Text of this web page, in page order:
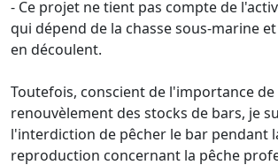
- Ce projet ne tient pas compte de
qui dépend de la chasse sous-marine
en découlent.
Toutefois, conscient de l'importance
renouvèlement des stocks de bars, je
l'interdiction de pêcher le bar pendant
reproduction concernant la pêche